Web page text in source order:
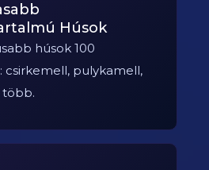
Húsok
húsok 100
csirkemell, pulykamell,
több.